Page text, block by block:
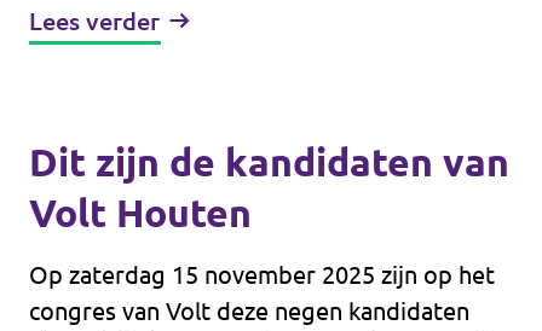
politiek. Onze inwoners verdienen
Lees verder
Dit zijn de kandidaten van
Volt Houten
Op zaterdag 15 november 2025 zijn op het
congres van Volt deze negen kandidaten